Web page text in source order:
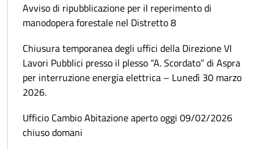
Avviso di ripubblicazione per il reperimento di
manodopera forestale nel Distretto 8
Chiusura temporanea degli uffici della Direzione VI
Lavori Pubblici presso il plesso “A. Scordato” di Aspra
per interruzione energia elettrica – Lunedì 30 marzo
2026.
Ufficio Cambio Abitazione aperto oggi 09/02/2026
chiuso domani